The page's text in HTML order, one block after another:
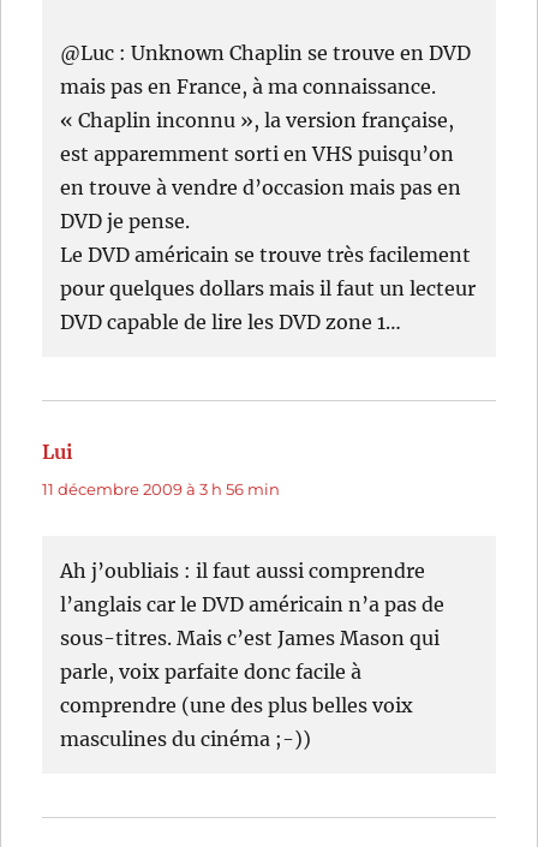
@Luc : Unknown Chaplin se trouve en DVD
mais pas en France, à ma connaissance.
« Chaplin inconnu », la version française,
est apparemment sorti en VHS puisqu’on
en trouve à vendre d’occasion mais pas en
DVD je pense.
Le DVD américain se trouve très facilement
pour quelques dollars mais il faut un lecteur
DVD capable de lire les DVD zone 1…
Lui
11 décembre 2009 à 3 h 56 min
Ah j’oubliais : il faut aussi comprendre
l’anglais car le DVD américain n’a pas de
sous-titres. Mais c’est James Mason qui
parle, voix parfaite donc facile à
comprendre (une des plus belles voix
masculines du cinéma ;-))